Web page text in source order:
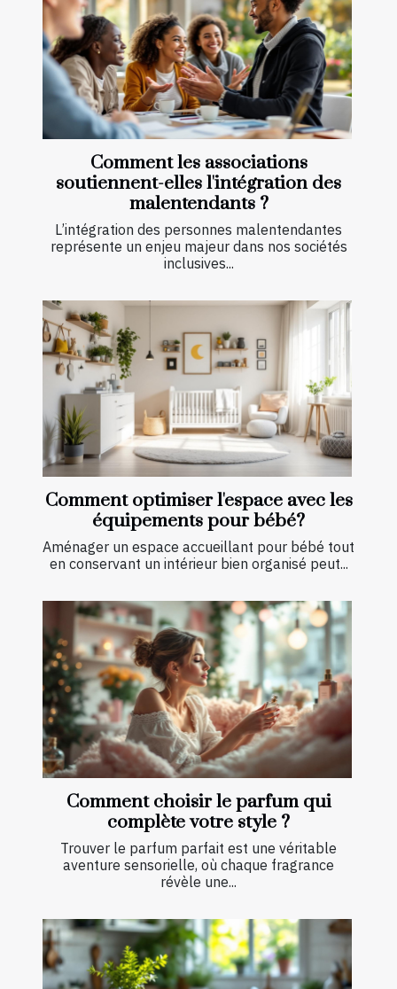
Comment les associations
soutiennent-elles l'intégration des
malentendants ?
L’intégration des personnes malentendantes
représente un enjeu majeur dans nos sociétés
inclusives...
Comment optimiser l'espace avec les
équipements pour bébé?
Aménager un espace accueillant pour bébé tout
en conservant un intérieur bien organisé peut...
Comment choisir le parfum qui
complète votre style ?
Trouver le parfum parfait est une véritable
aventure sensorielle, où chaque fragrance
révèle une...